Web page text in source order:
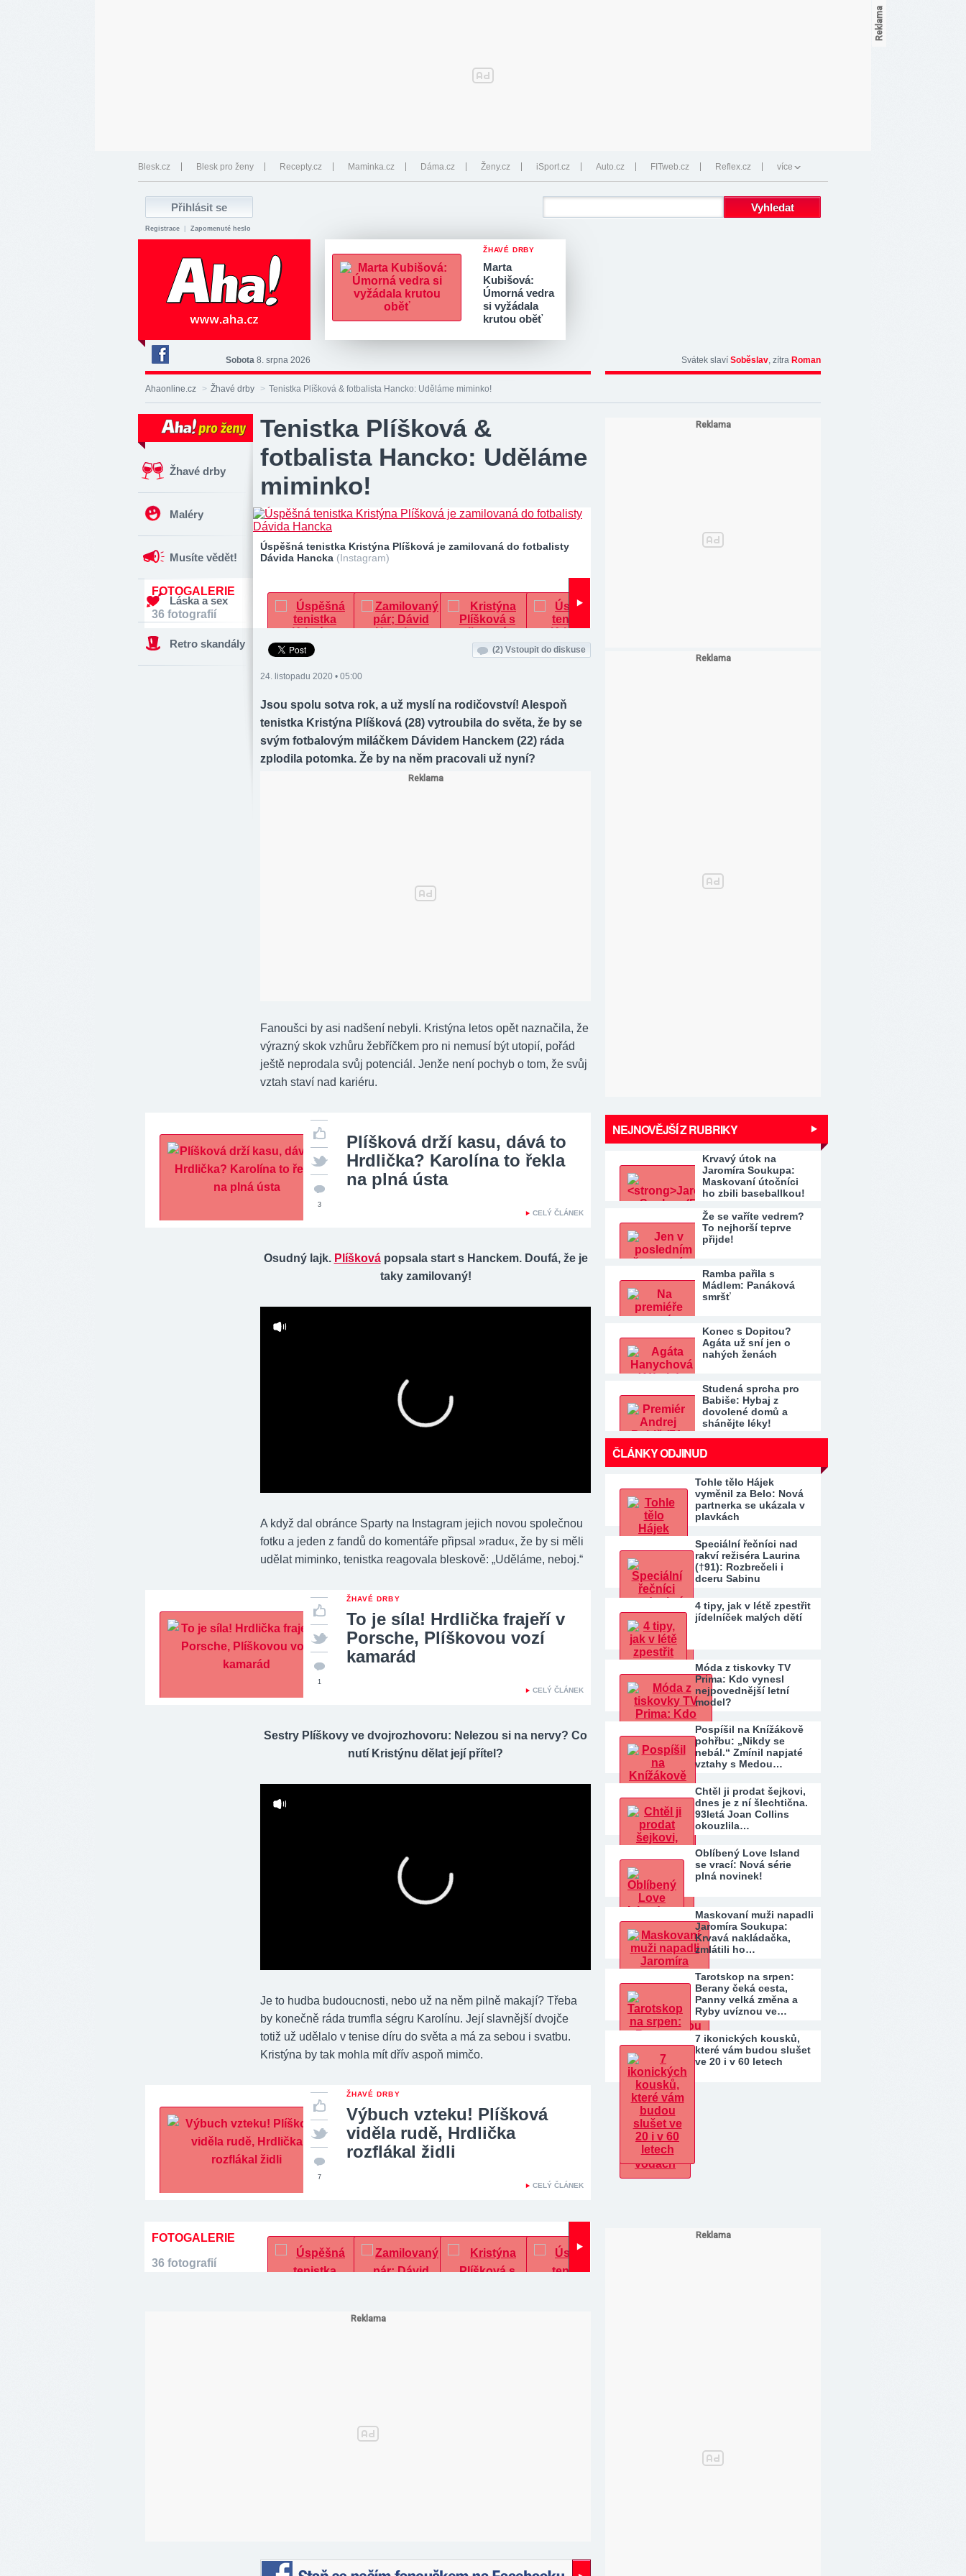
Blesk.cz Blesk pro ženy Recepty.cz Maminka.cz Dáma.cz Ženy.cz iSport.cz Auto.cz FITweb.cz Reflex.cz více
Registrace Zapomenuté heslo
ŽHAVÉ DRBY
Marta
Kubišová:
Úmorná vedra
si vyžádala
krutou oběť
Deník
Aha!
na
Sobota 8. srpna 2026 Svátek slaví Soběslav, zítra Roman
Ahaonline.cz > Žhavé drby > Tenistka Plíšková & fotbalista Hancko: Uděláme miminko!
Žhavé drby
Maléry
Musíte vědět!
Láska a sex
Retro skandály
Tenistka Plíšková &
fotbalista Hancko: Uděláme
miminko!
Úspěšná tenistka Kristýna Plíšková je zamilovaná do fotbalisty
Dávida Hancka (Instagram)
FOTOGALERIE
36 fotografií
(2) Vstoupit do diskuse
24. listopadu 2020 • 05:00
Jsou spolu sotva rok, a už myslí na rodičovství! Alespoň
tenistka Kristýna Plíšková (28) vytroubila do světa, že by se
svým fotbalovým miláčkem Dávidem Hanckem (22) ráda
zplodila potomka. Že by na něm pracovali už nyní?
Fanoušci by asi nadšení nebyli. Kristýna letos opět naznačila, že
výrazný skok vzhůru žebříčkem pro ni nemusí být utopií, pořád
ještě neprodala svůj potenciál. Jenže není pochyb o tom, že svůj
vztah staví nad kariéru.
Plíšková drží kasu, dává to
Hrdlička? Karolína to řekla
na plná ústa
CELÝ ČLÁNEK
3
Osudný lajk. Plíškovápopsala start s Hanckem. Doufá, že je
taky zamilovaný!
A když dal obránce Sparty na Instagram jejich novou společnou
fotku a jeden z fandů do komentáře připsal »radu«, že by si měli
udělat miminko, tenistka reagovala bleskově: „Uděláme, neboj.“
ŽHAVÉ DRBY
To je síla! Hrdlička frajeří v
Porsche, Plíškovou vozí
kamarád
CELÝ ČLÁNEK
1
Sestry Plíškovy ve dvojrozhovoru: Nelezou si na nervy? Co
nutí Kristýnu dělat její přítel?
Je to hudba budoucnosti, nebo už na něm pilně makají? Třeba
by konečně ráda trumfla ségru Karolínu. Její slavnější dvojče
totiž už udělalo v tenise díru do světa a má za sebou i svatbu.
Kristýna by tak mohla mít dřív aspoň mimčo.
ŽHAVÉ DRBY
Výbuch vzteku! Plíšková
viděla rudě, Hrdlička
rozflákal židli
CELÝ ČLÁNEK
7
FOTOGALERIE
36 fotografií
NEJNOVĚJŠÍ Z RUBRIKY
Krvavý útok na
Jaromíra Soukupa:
Maskovaní útočníci
ho zbili baseballkou!
Že se vaříte vedrem?
To nejhorší teprve
přijde!
Ramba pařila s
Mádlem: Panáková
smršť
Konec s Dopitou?
Agáta už sní jen o
nahých ženách
Studená sprcha pro
Babiše: Hybaj z
dovolené domů a
shánějte léky!
ČLÁNKY ODJINUD
Tohle tělo Hájek
vyměnil za Belo: Nová
partnerka se ukázala v
plavkách
Speciální řečníci nad
rakví režiséra Laurina
(†91): Rozbrečeli i
dceru Sabinu
4 tipy, jak v létě zpestřit
jídelníček malých dětí
Móda z tiskovky TV
Prima: Kdo vynesl
nejpovednější letní
model?
Pospíšil na Knížákově
pohřbu: „Nikdy se
nebál.“ Zmínil napjaté
vztahy s Medou…
Chtěl ji prodat šejkovi,
dnes je z ní šlechtična.
93letá Joan Collins
okouzlila…
Oblíbený Love Island
se vrací: Nová série
plná novinek!
Maskovaní muži napadli
Jaromíra Soukupa:
Krvavá nakládačka,
zmlátili ho…
Tarotskop na srpen:
Berany čeká cesta,
Panny velká změna a
Ryby uvíznou ve…
7 ikonických kousků,
které vám budou slušet
ve 20 i v 60 letech